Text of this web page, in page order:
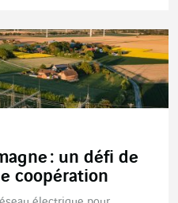
: un défi de
coopération